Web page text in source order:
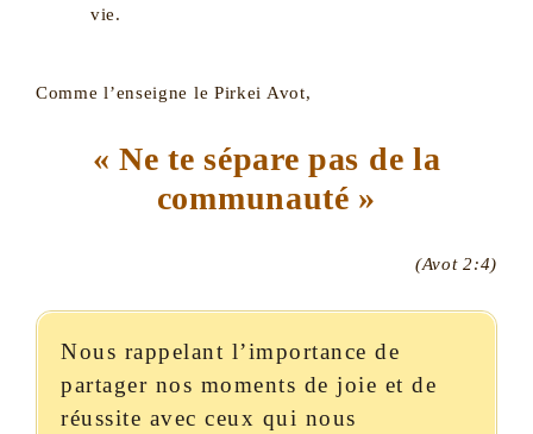
vie.
Comme l’enseigne le Pirkei Avot,
« Ne te sépare pas de la
communauté »
(Avot 2:4)
Nous rappelant l’importance de
partager nos moments de joie et de
réussite avec ceux qui nous